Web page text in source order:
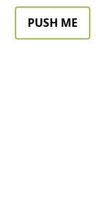
PUSH ME